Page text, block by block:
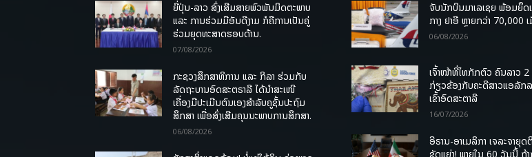
ຍີ່ປຸ່ນ-ລາວ ສົ່ງເສີມສາຍພົວພັນມິດຕະພາບ
ແລະ ການຮ່ວມມືອັນດີງາມ ກໍຄືການເປັນຄູ່
ຮ່ວມຍຸດທະສາດຮອບດ້ານ.
07/08/2026
ກະຊວງສຶກສາທິການ ແລະ ກິລາ ຮ່ວມກັບ
ລັດຖະບານອົດສະຕຣາລີ ໄດ້ນຳສະເໜີ
ເຄື່ອງມືປະເມີນຕົນເອງສຳລັບຄູຊັ້ນປະຖົມ
ສຶກສາ ເພື່ອສົ່ງເສີມຄຸນນະພາບການສຶກສາ.
06/08/2026
ຈັບນັກບິນມາເລເຊຍ ພ້ອມຍຶດ
ກາງ ຢາອີ ຫຼາຍກວ່າ 70,000
06/08/2026
ເຈົ້າໜ້າທີ່ໄທກັກຕົວ ຄົນລາວ
ກ່ຽວຂ້ອງກັບຄະດີສາວແອລັກ
ເຂົ້າອົດສະຕາລີ
16/07/2026
ອີຣານ-ອາເມລິກາ ເຈລະຈາຍຸດ
ຂັດແຍ່ງ! ພາຍໃນ 60 ວັນນີ້ ຖ້າ